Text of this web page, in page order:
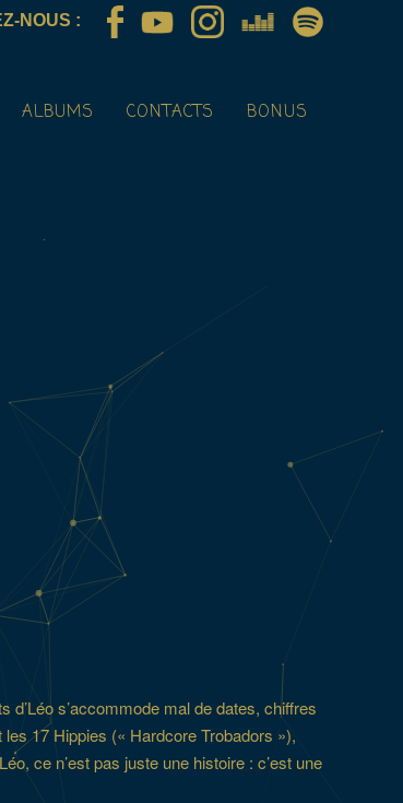
NOUS :
ALBUMS CONTACTS BONUS
s’accommode mal de dates, chiffres
17 Hippies (« Hardcore Trobadors »),
ce n’est pas juste une histoire : c’est une